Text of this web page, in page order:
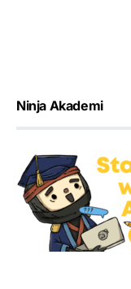
Ninja Akademi